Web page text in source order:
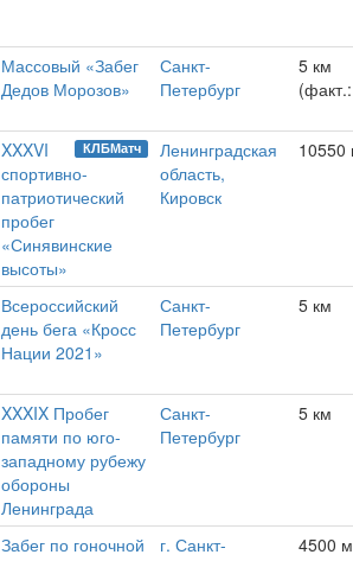
Массовый «Забег
Дедов Морозов»
Санкт-
Петербург
5 км
КЛБМатч
XXXVI
спортивно-
патриотический
пробег
«Синявинские
высоты»
Ленинградская
область,
Кировск
10550
Всероссийский
день бега «Кросс
Нации 2021»
Санкт-
Петербург
5 км
XXXIX Пробег
памяти по юго-
западному рубежу
обороны
Ленинграда
Санкт-
Петербург
5 км
Забег по гоночной
г. Санкт-
4500 м